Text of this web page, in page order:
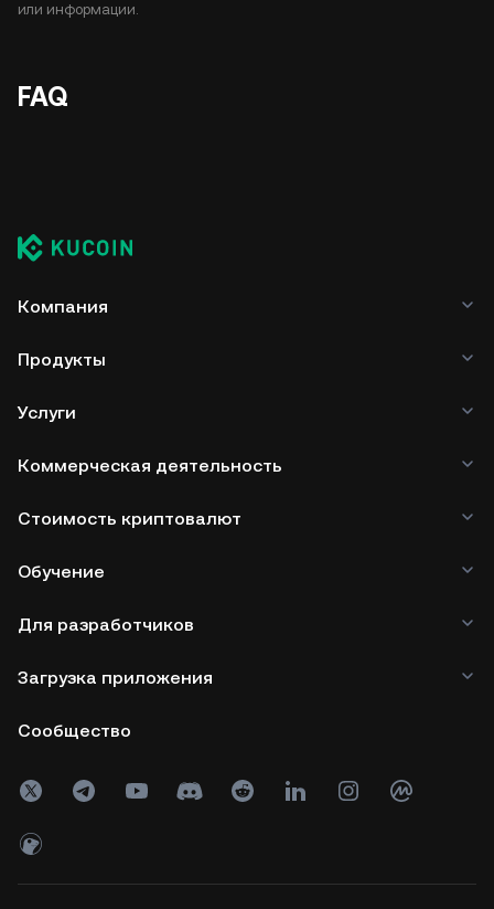
или информации.
FAQ
Компания
Продукты
Услуги
Коммерческая деятельность
Стоимость криптовалют
Обучение
Для разработчиков
Загрузка приложения
Сообщество